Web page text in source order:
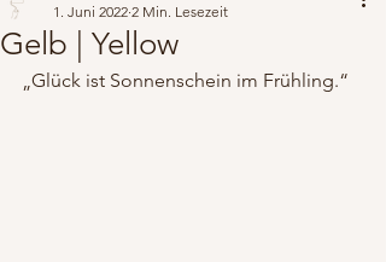
Gelb | Yellow
1. Juni 2022 2 Min. Lesezeit
„Glück ist Sonnenschein im Frühling.“